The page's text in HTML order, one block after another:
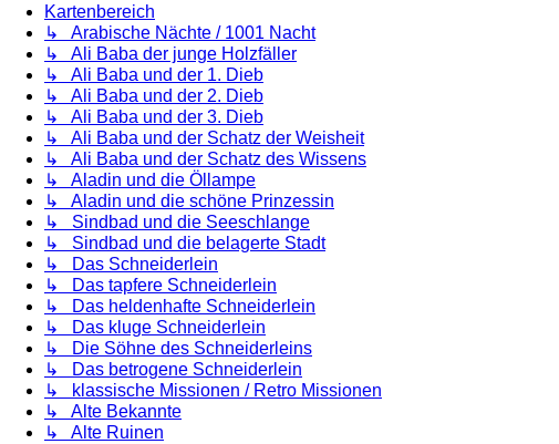
Kartenbereich
↳ Arabische Nächte / 1001 Nacht
↳ Ali Baba der junge Holzfäller
↳ Ali Baba und der 1. Dieb
↳ Ali Baba und der 2. Dieb
↳ Ali Baba und der 3. Dieb
↳ Ali Baba und der Schatz der Weisheit
↳ Ali Baba und der Schatz des Wissens
↳ Aladin und die Öllampe
↳ Aladin und die schöne Prinzessin
↳ Sindbad und die Seeschlange
↳ Sindbad und die belagerte Stadt
↳ Das Schneiderlein
↳ Das tapfere Schneiderlein
↳ Das heldenhafte Schneiderlein
↳ Das kluge Schneiderlein
↳ Die Söhne des Schneiderleins
↳ Das betrogene Schneiderlein
↳ klassische Missionen / Retro Missionen
↳ Alte Bekannte
↳ Alte Ruinen